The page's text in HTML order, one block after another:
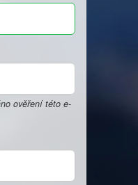
ověření této e-